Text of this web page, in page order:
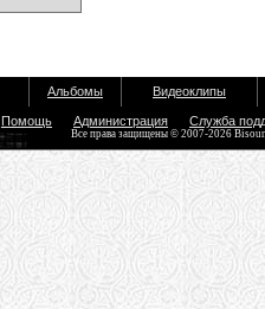
Альбомы Видеоклипы
Помощь Администрация Служба
Все права защищены © 2007-2026